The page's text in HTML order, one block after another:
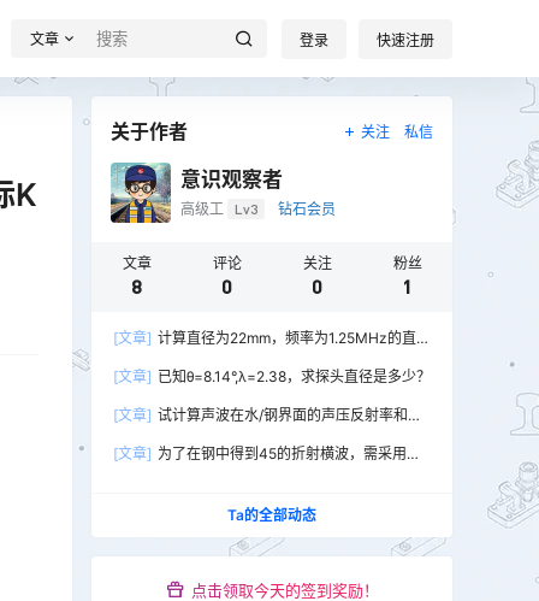
文章 登录 快速注册
K
关于作者 关注 私信
意识观察者
高级工 Lv3 钻石会员
文章
8
评论
0
关注
0
粉丝
1
[文章] 计算直径为22mm，频率为1.25MHz的直探
C1=5900m/s）
[文章] 已知θ=8.14°,λ=2.38，求探头直径是多少？
[文章] 试计算声波在水/钢界面的声压反射率和声
kg/m2.s）
[文章] 为了在钢中得到45的折射横波，需采用多
Ta的全部动态
点击领取今天的签到奖励！